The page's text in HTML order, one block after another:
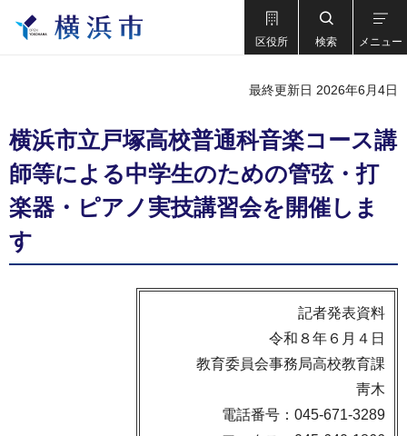
区役所 検索 メニュー
最終更新日 2026年6月4日
横浜市立戸塚高校普通科音楽コース講
師等による中学生のための管弦・打
楽器・ピアノ実技講習会を開催しま
す
記者発表資料
令和８年６月４日
教育委員会事務局高校教育課
靑木
電話番号：045-671-3289